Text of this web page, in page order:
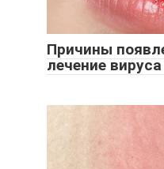
Причины
лечение